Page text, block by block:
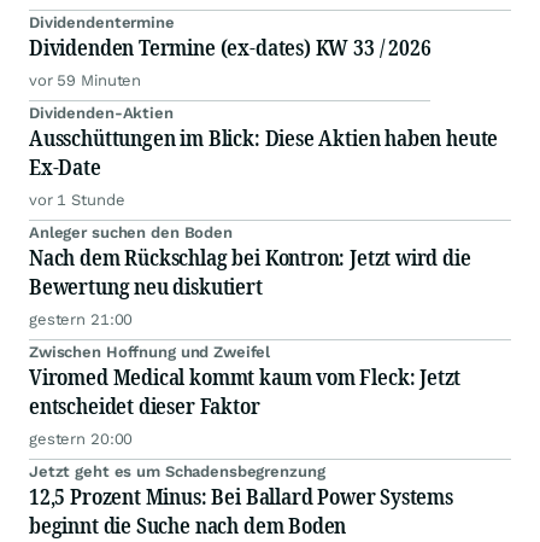
Dividendentermine
Dividenden Termine (ex-dates) KW 33 / 2026
vor 59 Minuten
Dividenden-Aktien
Ausschüttungen im Blick: Diese Aktien haben heute
Ex-Date
vor 1 Stunde
Anleger suchen den Boden
Nach dem Rückschlag bei Kontron: Jetzt wird die
Bewertung neu diskutiert
gestern 21:00
Zwischen Hoffnung und Zweifel
Viromed Medical kommt kaum vom Fleck: Jetzt
entscheidet dieser Faktor
gestern 20:00
Jetzt geht es um Schadensbegrenzung
12,5 Prozent Minus: Bei Ballard Power Systems
beginnt die Suche nach dem Boden